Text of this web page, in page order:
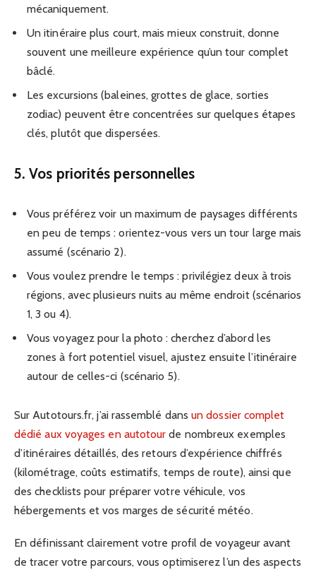
mécaniquement.
Un itinéraire plus court, mais mieux construit, donne
souvent une meilleure expérience qu’un tour complet
bâclé.
Les excursions (baleines, grottes de glace, sorties
zodiac) peuvent être concentrées sur quelques étapes
clés, plutôt que dispersées.
5. Vos priorités personnelles
Vous préférez voir un maximum de paysages différents
en peu de temps : orientez-vous vers un tour large mais
assumé (scénario 2).
Vous voulez prendre le temps : privilégiez deux à trois
régions, avec plusieurs nuits au même endroit (scénarios
1, 3 ou 4).
Vous voyagez pour la photo : cherchez d’abord les
zones à fort potentiel visuel, ajustez ensuite l’itinéraire
autour de celles-ci (scénario 5).
Sur Autotours.fr, j’ai rassemblé dansun dossier complet
dédié aux voyages en autotour de nombreux exemples
d’itinéraires détaillés, des retours d’expérience chiffrés
(kilométrage, coûts estimatifs, temps de route), ainsi que
des checklists pour préparer votre véhicule, vos
hébergements et vos marges de sécurité météo.
En définissant clairement votre profil de voyageur avant
de tracer votre parcours, vous optimiserez l’un des aspects